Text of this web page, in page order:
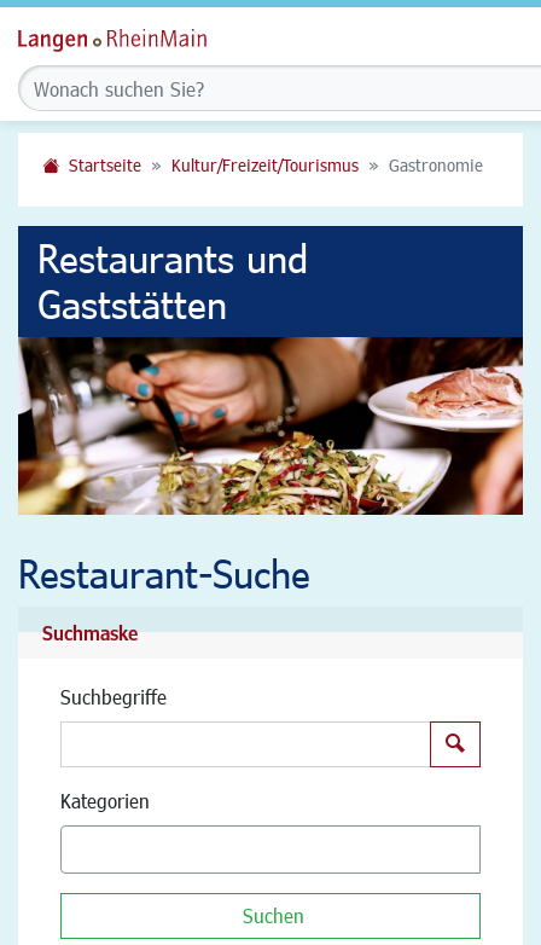
Startseite Kultur/Freizeit/Tourismus Gastronomie
Restaurants und
Gaststätten
Restaurant-Suche
Suchmaske
Suchbegriffe
Kategorien
Suchen